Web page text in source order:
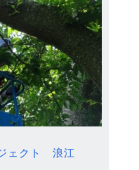
ェクト 浪江